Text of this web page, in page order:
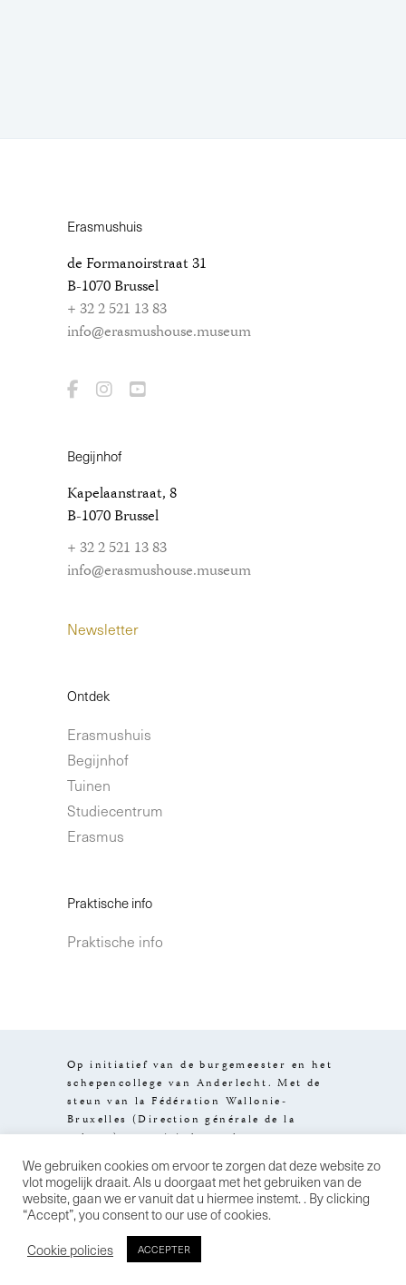
Erasmushuis
de Formanoirstraat 31
B-1070 Brussel
+ 32 2 521 13 83
info@erasmushouse.museum
Begijnhof
Kapelaanstraat, 8
B-1070 Brussel
+ 32 2 521 13 83
info@erasmushouse.museum
Newsletter
Ontdek
Erasmushuis
Begijnhof
Tuinen
Studiecentrum
Erasmus
Praktische info
Praktische info
Op initiatief van de burgemeester en het
schepencollege van Anderlecht. Met de
steun van la Fédération Wallonie-
Bruxelles (Direction générale de la
culture), van visit.brussels en van
Design byStereo Wettelijke
informatie Algemene
verkoopsvoorwaarden
Privacybeleid
We gebruiken cookies om ervoor te zorgen dat deze website zo
vlot mogelijk draait. Als u doorgaat met het gebruiken van de
website, gaan we er vanuit dat u hiermee instemt. . By clicking
“Accept”, you consent to our use of cookies.
Cookie policies
ACCEPTER